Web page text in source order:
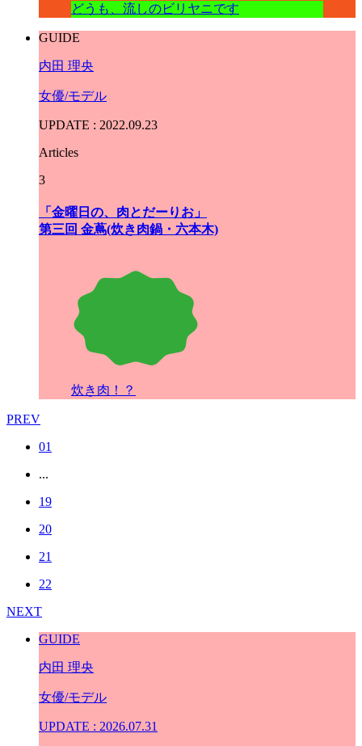
どうも、流しのビリヤニです
GUIDE
内田 理央
女優/モデル
UPDATE : 2022.09.23
Articles
3
「金曜日の、肉とだーりお」
第三回 金蔦(炊き肉鍋・六本木)
炊き肉！？
PREV
01
...
19
20
21
22
NEXT
GUIDE
内田 理央
女優/モデル
UPDATE : 2026.07.31